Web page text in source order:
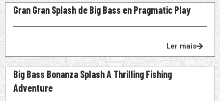
Gran Gran Splash de Big Bass en Pragmatic Play
Ler mais
Big Bass Bonanza Splash A Thrilling Fishing
Adventure